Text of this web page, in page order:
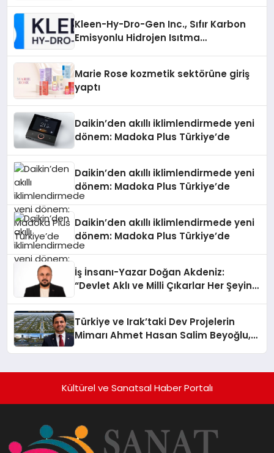
Kleen-Hy-Dro-Gen Inc., Sıfır Karbon
Emisyonlu Hidrojen Isıtma
Marie Rose kozmetik sektörüne giriş
yaptı
Daikin’den akıllı iklimlendirmede yeni
dönem: Madoka Plus Türkiye’de
Daikin’den akıllı iklimlendirmede yeni
dönem: Madoka Plus Türkiye’de
Daikin’den akıllı iklimlendirmede yeni
dönem: Madoka Plus Türkiye’de
İş İnsanı-Yazar Doğan Akdeniz:
“Devlet Aklı ve Milli Çıkarlar Her Şeyin
Türkiye ve Irak’taki Dev Projelerin
Mimarı Ahmet Hasan Salim Beyoğlu,
Hayata Geçirecek
Kültürel ve Sanatsal Haber Portalı